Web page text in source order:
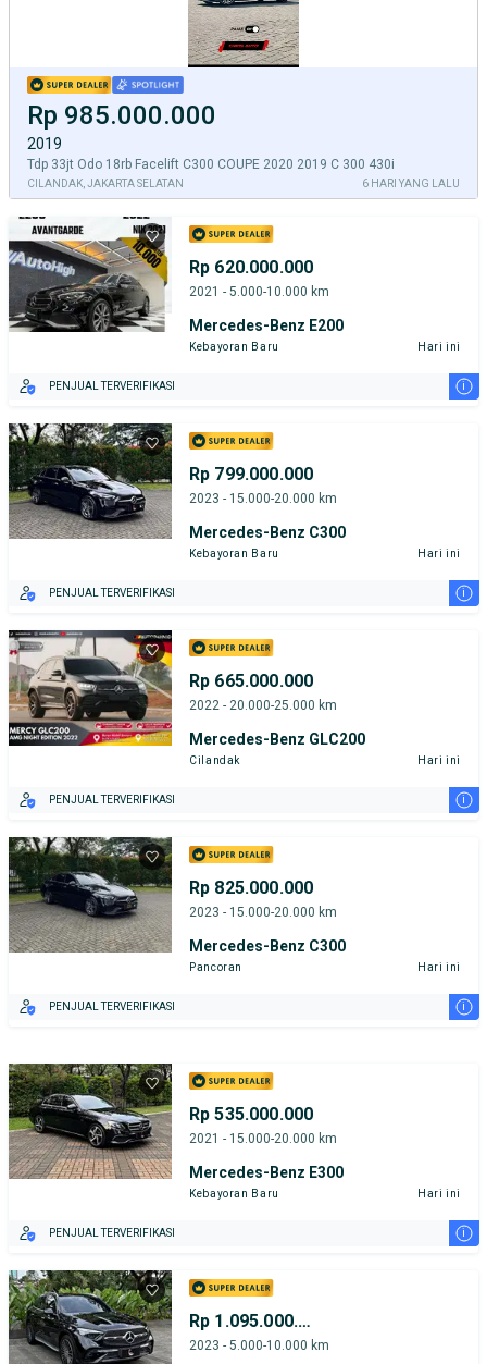
Rp 985.000.000
2019
Tdp 33jt Odo 18rb Facelift C300 COUPE 2020 2019 C 300 430i
CILANDAK, JAKARTA SELATAN 6 HARI YANG LALU
Rp 620.000.000
2021 - 5.000-10.000 km
Mercedes-Benz E200
Kebayoran Baru Hari ini
PENJUAL TERVERIFIKASI i
Rp 799.000.000
2023 - 15.000-20.000 km
Mercedes-Benz C300
Kebayoran Baru Hari ini
PENJUAL TERVERIFIKASI i
Rp 665.000.000
2022 - 20.000-25.000 km
Mercedes-Benz GLC200
Cilandak Hari ini
PENJUAL TERVERIFIKASI i
Rp 825.000.000
2023 - 15.000-20.000 km
Mercedes-Benz C300
Pancoran Hari ini
PENJUAL TERVERIFIKASI i
Rp 535.000.000
2021 - 15.000-20.000 km
Mercedes-Benz E300
Kebayoran Baru Hari ini
PENJUAL TERVERIFIKASI i
Rp 1.095.000.000
2023 - 5.000-10.000 km